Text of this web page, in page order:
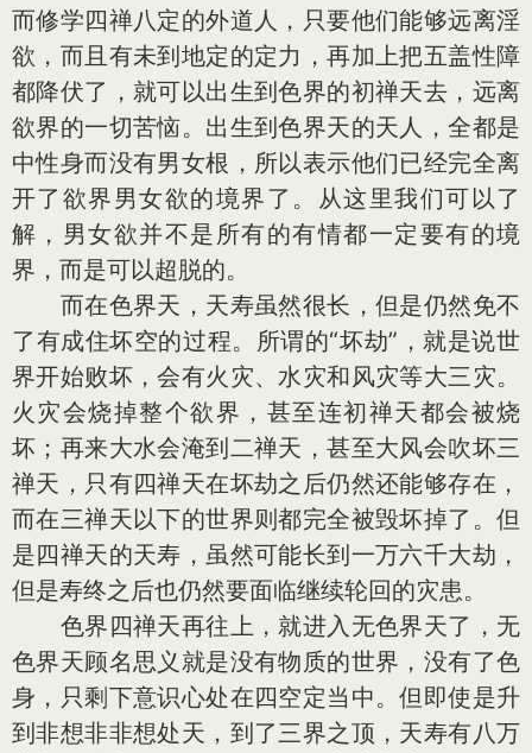
而修学四禅八定的外道人，只要他们能够远离淫
欲，而且有未到地定的定力，再加上把五盖性障
都降伏了，就可以出生到色界的初禅天去，远离
欲界的一切苦恼。出生到色界天的天人，全都是
中性身而没有男女根，所以表示他们已经完全离
开了欲界男女欲的境界了。从这里我们可以了
解，男女欲并不是所有的有情都一定要有的境
界，而是可以超脱的。
而在色界天，天寿虽然很长，但是仍然免不
了有成住坏空的过程。所谓的“坏劫”，就是说世
界开始败坏，会有火灾、水灾和风灾等大三灾。
火灾会烧掉整个欲界，甚至连初禅天都会被烧
坏；再来大水会淹到二禅天，甚至大风会吹坏三
禅天，只有四禅天在坏劫之后仍然还能够存在，
而在三禅天以下的世界则都完全被毁坏掉了。但
是四禅天的天寿，虽然可能长到一万六千大劫，
但是寿终之后也仍然要面临继续轮回的灾患。
色界四禅天再往上，就进入无色界天了，无
色界天顾名思义就是没有物质的世界，没有了色
身，只剩下意识心处在四空定当中。但即使是升
到非想非非想处天，到了三界之顶，天寿有八万